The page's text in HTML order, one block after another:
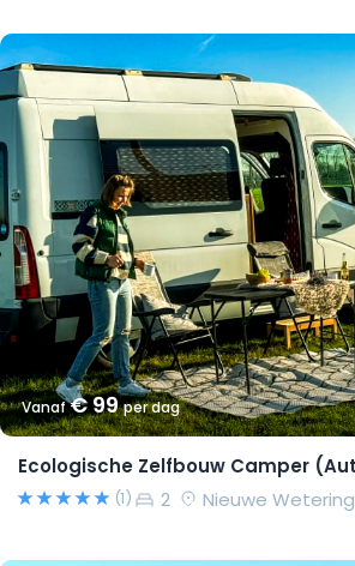
Vanaf€ 99per dag
(1) 2 Nieuwe Wetering